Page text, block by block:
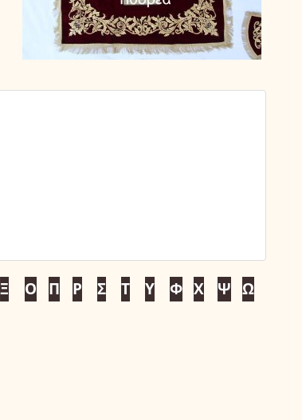
Ξ Ο Π Ρ Σ Τ Υ Φ Χ Ψ Ω